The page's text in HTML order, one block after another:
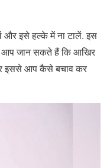
इसे हल्के में ना टालें. इस
आप जान सकते हैं कि आखिर
इससे आप कैसे बचाव कर